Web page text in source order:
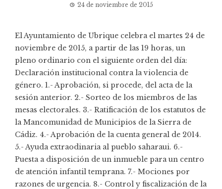
24 de noviembre de 2015
El Ayuntamiento de Ubrique celebra el martes 24 de
noviembre de 2015, a partir de las 19 horas, un
pleno ordinario con el siguiente orden del día:
Declaración institucional contra la violencia de
género. 1.- Aprobación, si procede, del acta de la
sesión anterior. 2.- Sorteo de los miembros de las
mesas electorales. 3.- Ratificación de los estatutos de
la Mancomunidad de Municipios de la Sierra de
Cádiz. 4.- Aprobación de la cuenta general de 2014.
5.- Ayuda extraodinaria al pueblo saharaui. 6.-
Puesta a disposición de un inmueble para un centro
de atención infantil temprana. 7.- Mociones por
razones de urgencia. 8.- Control y fiscalización de la